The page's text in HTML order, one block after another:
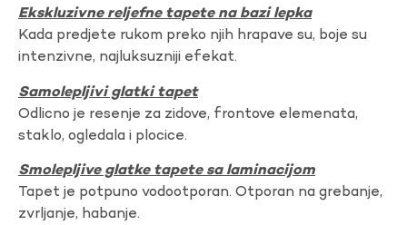
Ekskluzivne reljefne tapete na bazi lepka
Kada predjete rukom preko njih hrapave su, boje su
intenzivne, najluksuzniji efekat.
Samolepljivi glatki tapet
Odlicno je resenje za zidove, frontove elemenata,
staklo, ogledala i plocice.
Smolepljive glatke tapete sa laminacijom
Tapet je potpuno vodootporan. Otporan na grebanje,
zvrljanje, habanje.